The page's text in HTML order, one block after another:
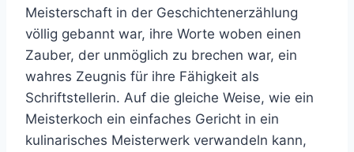
Meisterschaft in der Geschichtenerzählung
völlig gebannt war, ihre Worte woben einen
Zauber, der unmöglich zu brechen war, ein
wahres Zeugnis für ihre Fähigkeit als
Schriftstellerin. Auf die gleiche Weise, wie ein
Meisterkoch ein einfaches Gericht in ein
kulinarisches Meisterwerk verwandeln kann,